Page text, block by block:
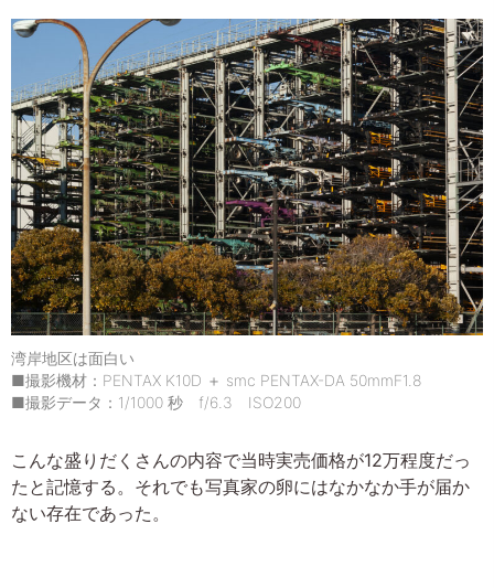
湾岸地区は面白い
■撮影機材：PENTAX K10D ＋ smc PENTAX-DA 50mmF1.8
■撮影データ：1/1000 秒 f/6.3 ISO200
こんな盛りだくさんの内容で当時実売価格が12万程度だっ
たと記憶する。それでも写真家の卵にはなかなか手が届か
ない存在であった。